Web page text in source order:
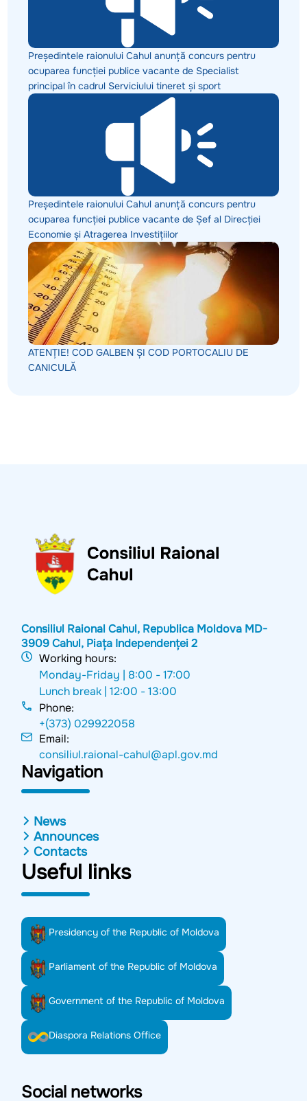
Președintele raionului Cahul anunță concurs pentru
ocuparea funcției publice vacante de Specialist
principal în cadrul Serviciului tineret și sport
Președintele raionului Cahul anunță concurs pentru
ocuparea funcției publice vacante de Șef al Direcției
Economie și Atragerea Investițiilor
ATENȚIE! COD GALBEN ȘI COD PORTOCALIU DE
CANICULĂ
Consiliul Raional Cahul, Republica Moldova MD-
3909 Cahul, Piața Independenței 2
Working hours:
Monday-Friday | 8:00 - 17:00
Lunch break |12:00 - 13:00
Phone:
+(373) 029922058
Email:
consiliul.raional-cahul@apl.gov.md
Navigation
News
Announces
Contacts
Useful links
Presidency of the Republic of Moldova
Parliament of the Republic of Moldova
Government of the Republic of Moldova
Diaspora Relations Office
Social networks